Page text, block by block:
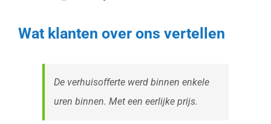
Wat klanten over ons vertellen
De verhuisofferte werd binnen enkele
uren binnen. Met een eerlijke prijs.